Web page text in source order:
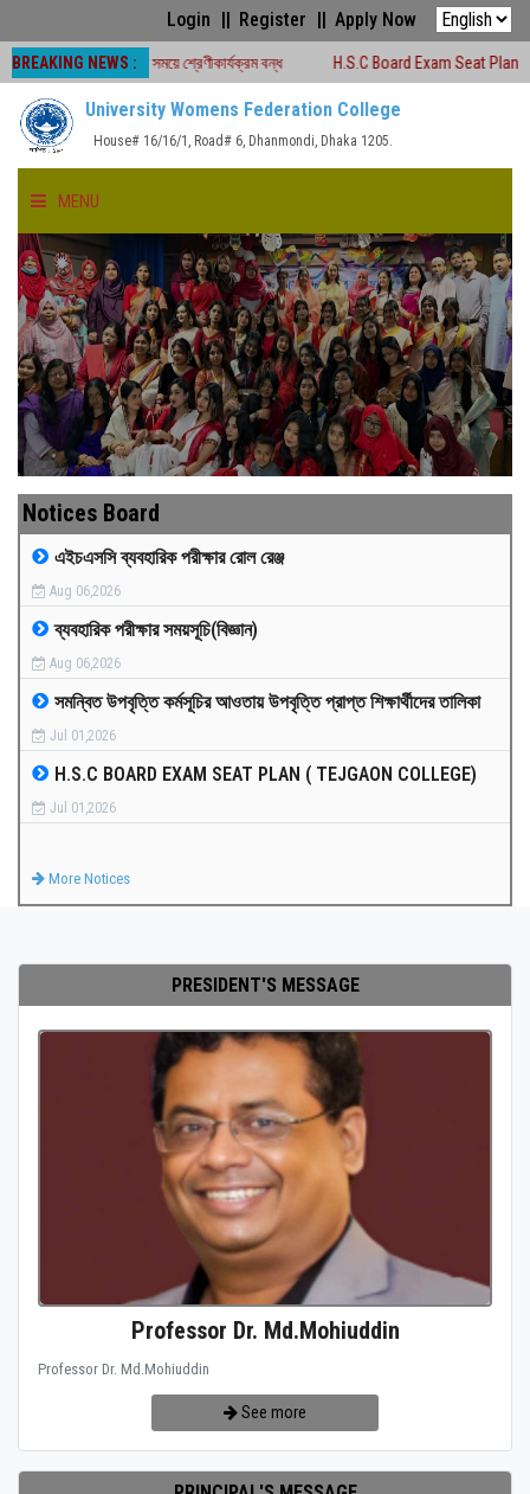
Login Register Apply Now
BREAKING NEWS :
চলাকালীন সময়ে শ্রেণীকার্যক্রম বন্ধ H.S.C Board Exam Seat Plan ( TEJGAON
University Womens Federation College
House# 16/16/1, Road# 6, Dhanmondi, Dhaka 1205.
MENU
HOME
ABOUT US
FACULTIES
ACADEMICS
GALLERY
MEDIA
PAYMENT
CO-CURRICULUM
RESULTS
Notices Board
এইচএসসি ব্যবহারিক পরীক্ষার রোল রেঞ্জ
Aug 06,2026
ব্যবহারিক পরীক্ষার সময়সূচি(বিজ্ঞান)
Aug 06,2026
সমন্বিত উপবৃত্তি কর্মসূচির আওতায় উপবৃত্তি প্রাপ্ত শিক্ষার্থীদের তালিকা
Jul 01,2026
H.S.C BOARD EXAM SEAT PLAN ( TEJGAON COLLEGE)
Jul 01,2026
More Notices
PRESIDENT'S MESSAGE
Professor Dr. Md.Mohiuddin
Professor Dr. Md.Mohiuddin
See more